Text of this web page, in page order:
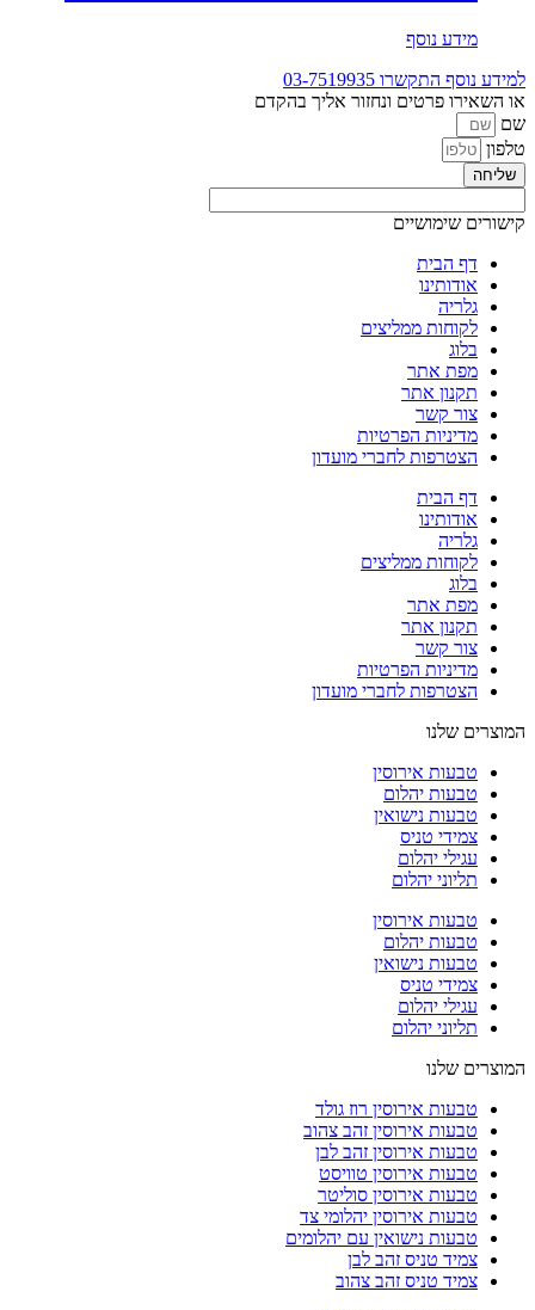
האפשרויות
בעמוד
מידע נוסף
למידע נוסף התקשרו 03-7519935
או השאירו פרטים ונחזור אליך בהקדם
שם
טלפון
שליחה
קישורים שימושיים
דף הבית
אודותינו
גלריה
לקוחות ממליצים
בלוג
מפת אתר
תקנון אתר
צור קשר
מדיניות הפרטיות
הצטרפות לחברי מועדון
דף הבית
אודותינו
גלריה
לקוחות ממליצים
בלוג
מפת אתר
תקנון אתר
צור קשר
מדיניות הפרטיות
הצטרפות לחברי מועדון
המוצרים שלנו
טבעות אירוסין
טבעות יהלום
טבעות נישואין
צמידי טניס
עגילי יהלום
תליוני יהלום
טבעות אירוסין
טבעות יהלום
טבעות נישואין
צמידי טניס
עגילי יהלום
תליוני יהלום
המוצרים שלנו
טבעות אירוסין רוז גולד
טבעות אירוסין זהב צהוב
טבעות אירוסין זהב לבן
טבעות אירוסין טוויסט
טבעות אירוסין סוליטר
טבעות אירוסין יהלומי צד
טבעות נישואין עם יהלומים
צמיד טניס זהב לבן
צמיד טניס זהב צהוב